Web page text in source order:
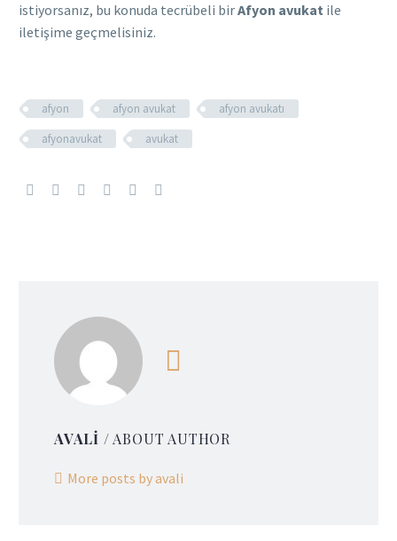
istiyorsanız, bu konuda tecrübeli birAfyon avukat ile
iletişime geçmelisiniz.
afyon afyon avukat
afyon avukatı
afyonavukat
avukat
AVALI / ABOUT AUTHOR
More posts by avali